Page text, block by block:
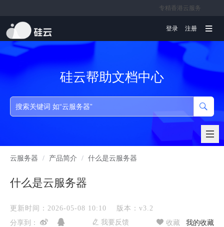
专精香港云服务
文档
登录 注册
硅云帮助文档中心
云服务器 / 产品简介 / 什么是云服务器
什么是云服务器
更新时间：2026-05-08 10:10
版本：v3.2
分享到：
我要反馈 收藏 我的收藏